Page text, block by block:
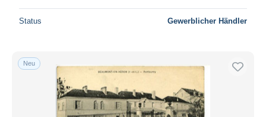
Wohnsitz des Verkäufers
Status Gewerblicher Händler
Neu